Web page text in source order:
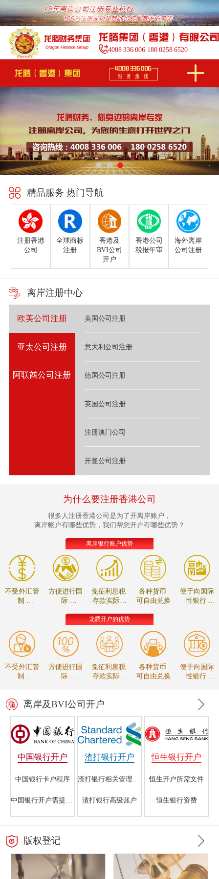
4008 336 006 180 0258 6520
精品服务 热门导航
注册香港
公司
全球商标
注册
香港及
BVI公司
开户
香港公司
税报年审
海外离岸
公司注册
离岸注册中心
欧美公司注册
亚太公司注册
阿联酋公司注册
美国公司注册
意大利公司注册
德国公司注册
英国公司注册
注册澳门公司
开曼公司注册
为什么要注册香港公司
很多人注册香港公司是为了开离岸账户，
离岸账户有哪些优势，我们帮您开户有哪些优势？
离岸银行账户优势
不受外汇管
制
方便进行国
际
结算
免征利息税
存款实际收
各种货币
可自由兑换
便于向国际
性银行
龙腾开户的优势
不受外汇管
制
方便进行国
际
免征利息税
存款实际收
各种货币
可自由兑换
便于向国际
性银行
离岸及BVI公司开户
中国银行开户
中国银行卡户程序
中国银行开户需提交的文件
中国银行不同帐户所需材料
渣打银行开户
渣打银行相关管理规定
渣打银行高级账户
渣打银行离岸账户开户条件
恒生银行开户
恒生开户所需文件
恒生银行资费
恒生银行的开户条件
香港恒生银行与国内银行开户的区别
版权登记